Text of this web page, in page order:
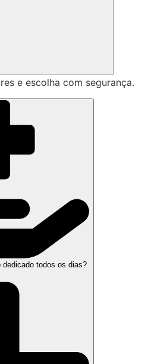
e escolha com segurança.
dedicado todos os dias?